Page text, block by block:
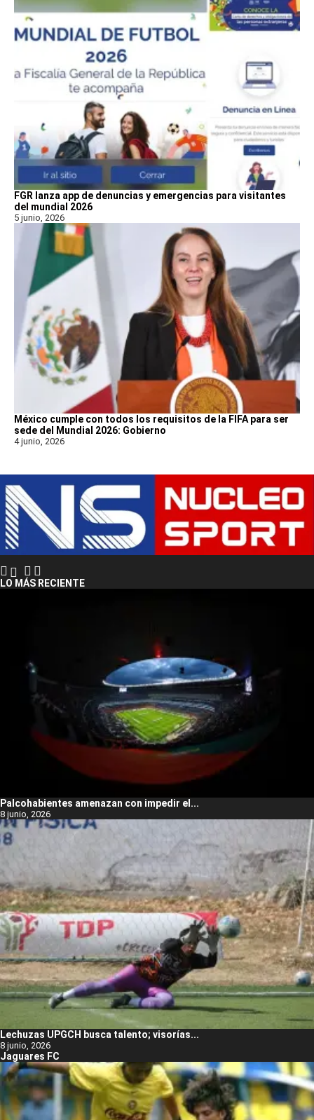
FGR lanza app de denuncias y emergencias para visitantes
del mundial 2026
5 junio, 2026
México cumple con todos los requisitos de la FIFA para ser
sede del Mundial 2026: Gobierno
4 junio, 2026
LO MÁS RECIENTE
Palcohabientes amenazan con impedir el...
8 junio, 2026
Lechuzas UPGCH busca talento; visorías...
8 junio, 2026
Jaguares FC